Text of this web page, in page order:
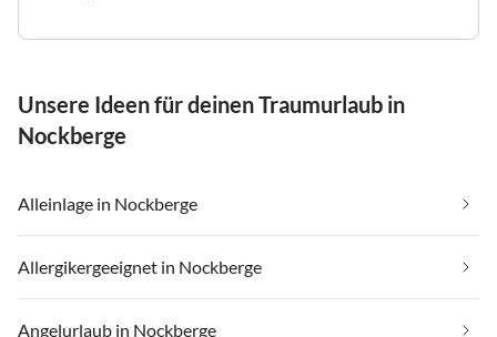
Unsere Ideen für deinen Traumurlaub in
Nockberge
Alleinlage in Nockberge
Allergikergeeignet in Nockberge
Angelurlaub in Nockberge